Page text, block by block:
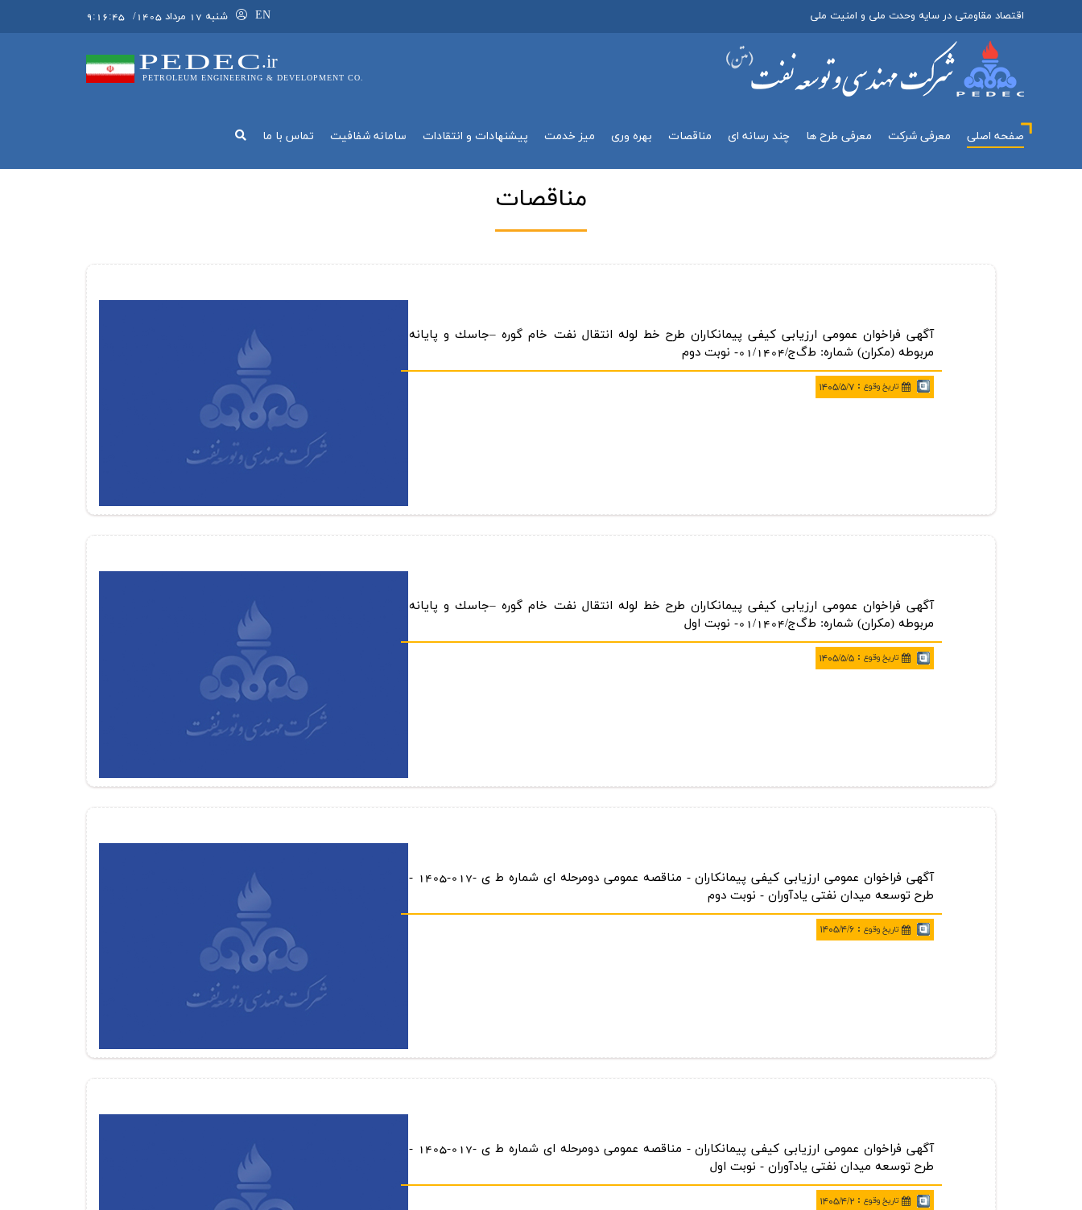
اقتصاد مقاومتی در سایه وحدت ملی و امنیت ملی EN شنبه 17 مرداد 1405 /
9:16:46
PEDEC.ir
PETROLEUM ENGINEERING & DEVELOPMENT CO.
صفحه اصلی معرفي شركت معرفی طرح ها چند رسانه اي مناقصات بهره وري میز خدمت پیشنهادات و انتقادات سامانه شفافيت تماس با ما
مناقصات
آگهی فراخوان عمومی ارزیابی كیفی پیمانكاران طرح خط لوله انتقال نفت خام گوره –جاسك و پایانه
مربوطه (مكران) شماره: ط‌گ‌ج/01/1404- نوبت دوم
تاريخ وقوع :۱۴۰۵/۵/۷
آگهی فراخوان عمومی ارزیابی كیفی پیمانكاران طرح خط لوله انتقال نفت خام گوره –جاسك و پایانه
مربوطه (مكران) شماره: ط‌گ‌ج/01/1404- نوبت اول
تاريخ وقوع :۱۴۰۵/۵/۵
آگهی فراخوان عمومی ارزیابی كیفی پیمانكاران - مناقصه عمومی دومرحله ای شماره ط ی -017-1405 -
طرح توسعه میدان نفتی یادآوران - نوبت دوم
تاريخ وقوع :۱۴۰۵/۴/۶
آگهی فراخوان عمومی ارزیابی كیفی پیمانكاران - مناقصه عمومی دومرحله ای شماره ط ی -017-1405 -
طرح توسعه میدان نفتی یادآوران - نوبت اول
تاريخ وقوع :۱۴۰۵/۴/۲